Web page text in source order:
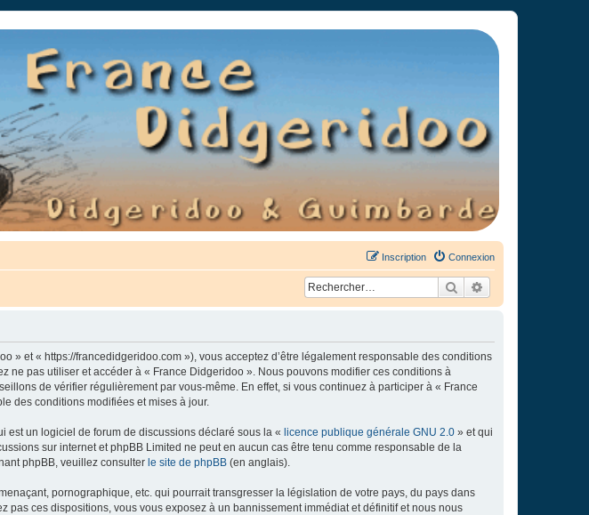
Connexion
Inscription
Rechercher
» et « https://francedidgeridoo.com »), vous acceptez d’être légalement responsable des conditions
ne pas utiliser et accéder à « France Didgeridoo ». Nous pouvons modifier ces conditions à
de vérifier régulièrement par vous-même. En effet, si vous continuez à participer à « France
des conditions modifiées et mises à jour.
est un logiciel de forum de discussions déclaré sous la « licence publique générale GNU 2.0 » et qui
sur internet et phpBB Limited ne peut en aucun cas être tenu comme responsable de la
phpBB, veuillez consulter le site de phpBB (en anglais).
pornographique, etc. qui pourrait transgresser la législation de votre pays, du pays dans
ces dispositions, vous vous exposez à un bannissement immédiat et définitif et nous nous